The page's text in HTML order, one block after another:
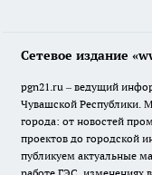
Сетевое издание
pgn21.ru – ведущий
Чувашской Республики.
города: от новостей
проектов до городской
публикуем актуальные